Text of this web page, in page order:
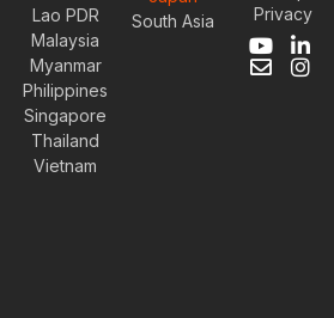
Lao PDR
Malaysia
Myanmar
Philippines
Singapore
Thailand
Vietnam
South Asia
Privacy
Y
o
L
i
E
n
I
n